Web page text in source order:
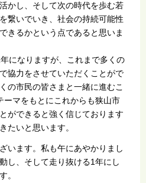
かし、そして次の時代を歩む若
繋いでいき、社会の持続可能性
きるかという点であると思いま
になりますが、これまで多くの
協力をさせていただくことがで
の市民の皆さまと一緒に進むこ
ーマをもとにこれからも狭山市
ができると強く信じております
たいと思います。
います。私も午にあやかりまし
し、そして走り抜ける1年にし
。